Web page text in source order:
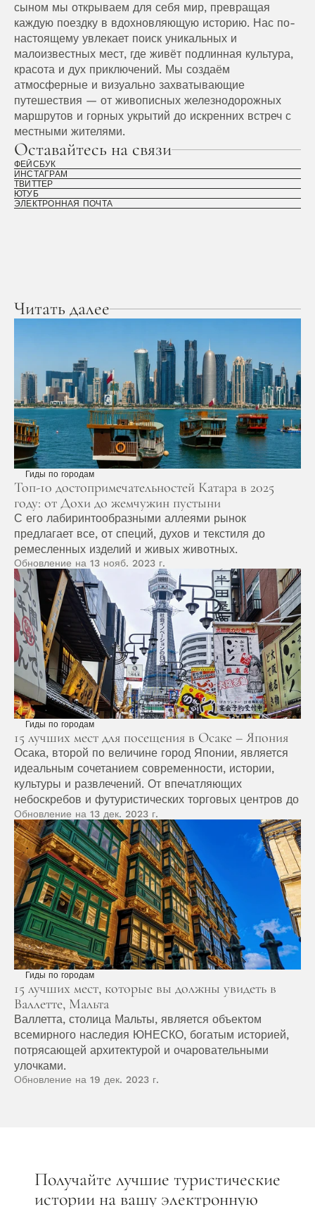
сыном мы открываем для себя мир, превращая
каждую поездку в вдохновляющую историю. Нас по-
настоящему увлекает поиск уникальных и
малоизвестных мест, где живёт подлинная культура,
красота и дух приключений. Мы создаём
атмосферные и визуально захватывающие
путешествия — от живописных железнодорожных
маршрутов и горных укрытий до искренних встреч с
местными жителями.
Оставайтесь на связи
ФЕЙСБУК
ИНСТАГРАМ
ТВИТТЕР
ЮТУБ
ЭЛЕКТРОННАЯ ПОЧТА
Читать далее
Гиды по городам
Топ-10 достопримечательностей Катара в 2025
году: от Дохи до жемчужин пустыни
С его лабиринтообразными аллеями рынок
предлагает все, от специй, духов и текстиля до
ремесленных изделий и живых животных.
Обновление на 13 нояб. 2023 г.
Гиды по городам
15 лучших мест для посещения в Осаке – Япония
Осака, второй по величине город Японии, является
идеальным сочетанием современности, истории,
культуры и развлечений. От впечатляющих
небоскребов и футуристических торговых центров до
тихих храмов и бурлящих уличных рынков, город
предлагает разнообразные впечатления.
Обновление на 13 дек. 2023 г.
Гиды по городам
15 лучших мест, которые вы должны увидеть в
Валлетте, Мальта
Валлетта, столица Мальты, является объектом
всемирного наследия ЮНЕСКО, богатым историей,
потрясающей архитектурой и очаровательными
улочками.
Обновление на 19 дек. 2023 г.
Получайте лучшие туристические
истории на вашу электронную